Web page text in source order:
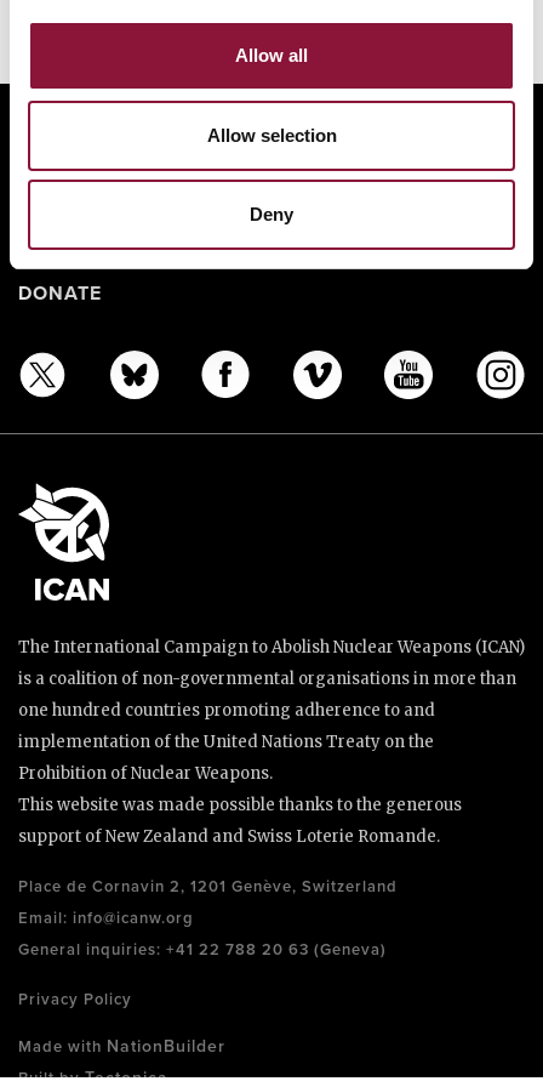
Allow all
Allow selection
Deny
BANNING NUCLEAR WEAPONS
RESOURCES AND UPDATES
TAKE ACTION
DONATE
The International Campaign to Abolish Nuclear Weapons (ICAN)
is a coalition of non-governmental organisations in more than
one hundred countries promoting adherence to and
implementation of the United Nations Treaty on the
Prohibition of Nuclear Weapons.
This website was made possible thanks to the generous
support of New Zealand and Swiss Loterie Romande.
Place de Cornavin 2, 1201 Genève, Switzerland
Email: info@icanw.org
General inquiries: +41 22 788 20 63 (Geneva)
Privacy Policy
Made with NationBuilder
Built byTectonica